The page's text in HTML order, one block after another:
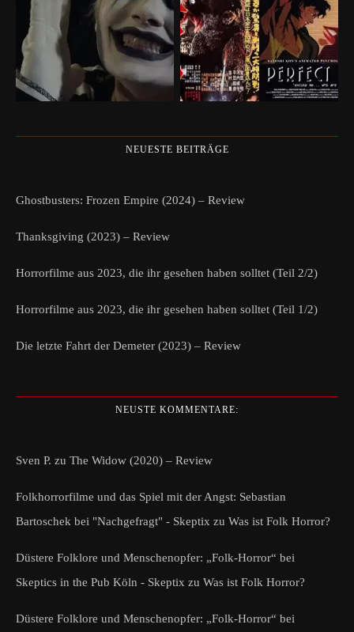
NEUESTE BEITRÄGE
Ghostbusters: Frozen Empire (2024) – Review
Thanksgiving (2023) – Review
Horrorfilme aus 2023, die ihr gesehen haben solltet (Teil 2/2)
Horrorfilme aus 2023, die ihr gesehen haben solltet (Teil 1/2)
Die letzte Fahrt der Demeter (2023) – Review
NEUSTE KOMMENTARE:
Sven P. zu The Widow (2020) – Review
Folkhorrorfilme und das Spiel mit der Angst: Sebastian
Bartoschek bei "Nachgefragt" - Skeptix zu Was ist Folk Horror?
Düstere Folklore und Menschenopfer: „Folk-Horror“ bei
Skeptics in the Pub Köln - Skeptix zu Was ist Folk Horror?
Düstere Folklore und Menschenopfer: „Folk-Horror“ bei